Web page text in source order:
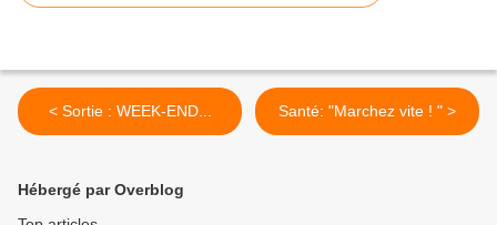
< Sortie : WEEK-END... Santé: "Marchez vite ! " >
Hébergé par Overblog